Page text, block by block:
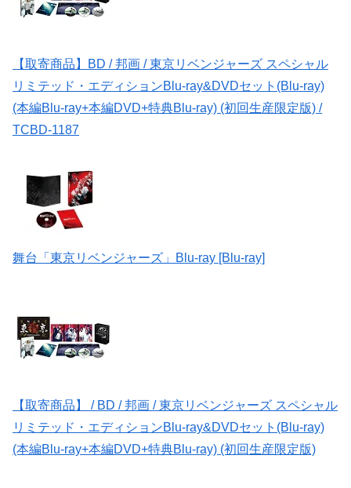
【取寄商品】BD / 邦画 / 東京リベンジャーズ スペシャル
リミテッド・エディションBlu-ray&DVDセット(Blu-ray)
(本編Blu-ray+本編DVD+特典Blu-ray) (初回生産限定版) /
TCBD-1187
舞台「東京リベンジャーズ」Blu-ray [Blu-ray]
【取寄商品】 / BD / 邦画 / 東京リベンジャーズ スペシャル
リミテッド・エディションBlu-ray&DVDセット(Blu-ray)
(本編Blu-ray+本編DVD+特典Blu-ray) (初回生産限定版)